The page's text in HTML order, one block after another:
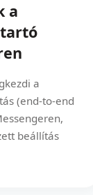
a
a
(end-to-end
beállítás